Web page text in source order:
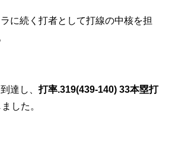
に続く打者として打線の中核を担
達し、打率.319(439-140) 33本塁打
した。